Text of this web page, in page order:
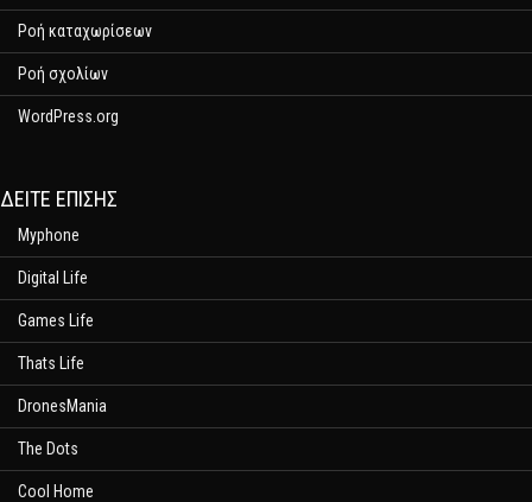
Ροή καταχωρίσεων
Ροή σχολίων
WordPress.org
ΔΕΊΤΕ ΕΠΊΣΗΣ
Myphone
Digital Life
Games Life
Thats Life
DronesMania
The Dots
Cool Home